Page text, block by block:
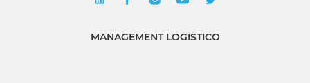
MANAGEMENT LOGISTICO